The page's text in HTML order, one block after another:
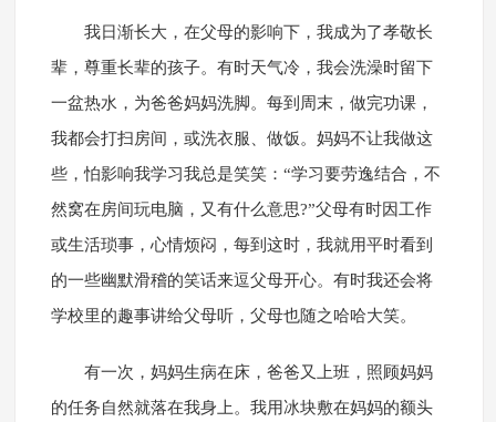
我日渐长大，在父母的影响下，我成为了孝敬长
辈，尊重长辈的孩子。有时天气冷，我会洗澡时留下
一盆热水，为爸爸妈妈洗脚。每到周末，做完功课，
我都会打扫房间，或洗衣服、做饭。妈妈不让我做这
些，怕影响我学习我总是笑笑：“学习要劳逸结合，不
然窝在房间玩电脑，又有什么意思?”父母有时因工作
或生活琐事，心情烦闷，每到这时，我就用平时看到
的一些幽默滑稽的笑话来逗父母开心。有时我还会将
学校里的趣事讲给父母听，父母也随之哈哈大笑。
有一次，妈妈生病在床，爸爸又上班，照顾妈妈
的任务自然就落在我身上。我用冰块敷在妈妈的额头